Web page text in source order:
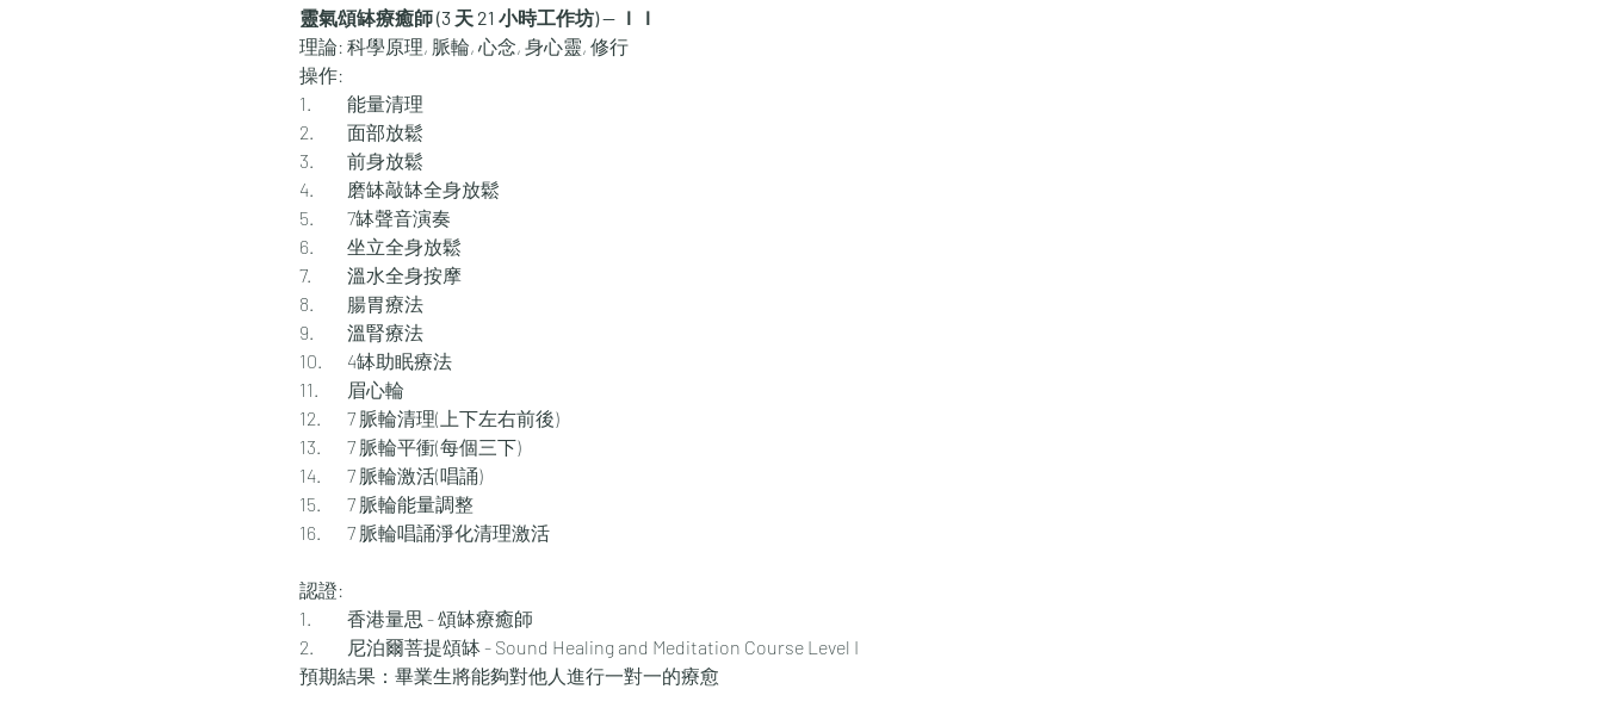
靈氣頌缽療癒師 (3 天 21 小時工作坊) — ＩＩ
理論: 科學原理, 脈輪, 心念, 身心靈, 修行
操作:
1.	能量清理
2.	面部放鬆
3.	前身放鬆
4.	磨缽敲缽全身放鬆
5.	7缽聲音演奏
6.	坐立全身放鬆
7.	溫水全身按摩
8.	腸胃療法
9.	溫腎療法
10.	4缽助眠療法
11.	眉心輪
12.	7 脈輪清理(上下左右前後)
13.	7 脈輪平衝(每個三下)
14.	7 脈輪激活(唱誦)
15.	7 脈輪能量調整
16.	7 脈輪唱誦淨化清理激活
認證:
1.	香港量思 - 頌缽療癒師
2.	尼泊爾菩提頌缽 - Sound Healing and Meditation Course Level I
預期結果：畢業生將能夠對他人進行一對一的療愈